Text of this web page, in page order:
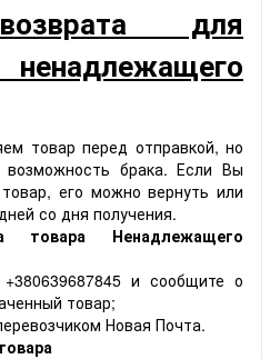
для
товар перед отправкой, но
брака. Если Вы
его можно вернуть или
со дня получения.
товара Ненадлежащего
и сообщите о
товар;
Новая Почта.